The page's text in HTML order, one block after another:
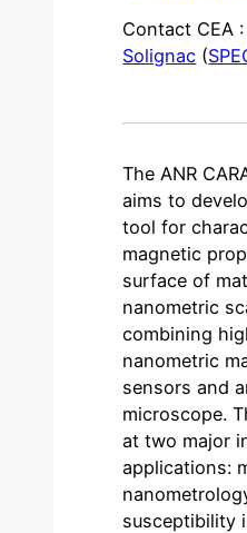
Contact CEA :
Solignac (
The ANR
aims to
tool for
magnetic
surface of
nanometric
combining
nanometric
sensors and
microscope.
at two major
applications:
susceptibility